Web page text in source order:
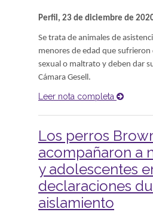
Perfil, 23 de diciembre de
Se trata de animales de
menores de edad que
sexual o maltrato y deben dar
Cámara Gesell.
Leer nota completa
Los perros
acompañaron a
y adolescentes
declaraciones
aislamiento